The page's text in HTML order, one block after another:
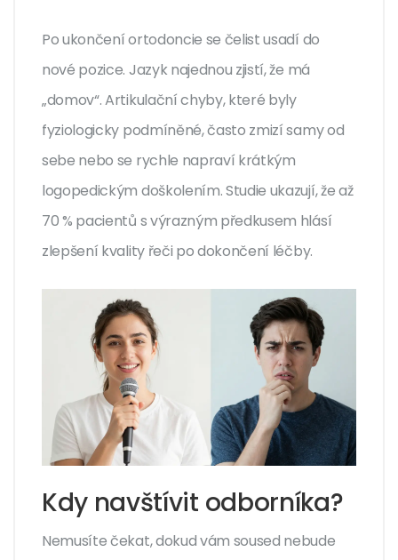
Po ukončení ortodoncie se čelist usadí do
nové pozice. Jazyk najednou zjistí, že má
„domov“. Artikulační chyby, které byly
fyziologicky podmíněné, často zmizí samy od
sebe nebo se rychle napraví krátkým
logopedickým doškolením. Studie ukazují, že až
70 % pacientů s výrazným předkusem hlásí
zlepšení kvality řeči po dokončení léčby.
Kdy navštívit odborníka?
Nemusíte čekat, dokud vám soused nebude